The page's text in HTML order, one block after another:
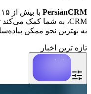
PersianCRM
به بهترین نحو ممکن
تازه ترین اخبار